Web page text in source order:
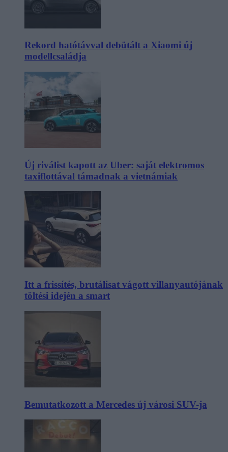
Rekord hatótávval debütált a Xiaomi új
modellcsaládja
Új riválist kapott az Uber: saját elektromos
taxiflottával támadnak a vietnámiak
Itt a frissítés, brutálisat vágott villanyautójának
töltési idején a smart
Bemutatkozott a Mercedes új városi SUV-ja